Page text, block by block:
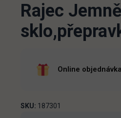
Rajec
Online
SKU: 187301